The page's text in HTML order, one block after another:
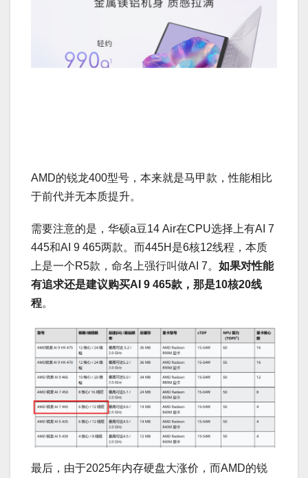
AMD的锐龙400型号，本来就是马甲款，性能相比
于前代并无本质提升。
需要注意的是，华硕a豆14 Air在CPU选择上有AI 7
445和AI 9 465两款。而445H是6核12线程，本质
上是一个R5款，命名上强行叫做AI 7。 如果对性能
有追求还是建议购买AI 9 465款，那是10核20线
程。
最后，由于2025年内存硬盘大涨价，而AMD的锐